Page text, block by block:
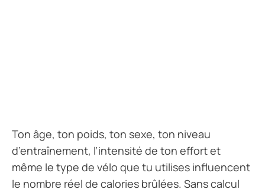
Ton âge, ton poids, ton sexe, ton niveau
d’entraînement, l’intensité de ton effort et
même le type de vélo que tu utilises influencent
le nombre réel de calories brûlées. Sans calcul